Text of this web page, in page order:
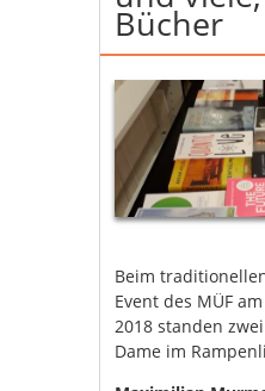
Bücher
Beim
Event des MÜF
2018 standen
Dame im